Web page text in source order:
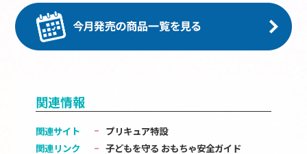
関連情報
関連サイト
プリキュア特設
関連リンク
子どもを守る おもちゃ安全ガイド